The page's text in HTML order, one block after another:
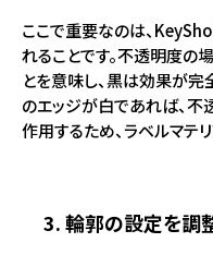
ここで重要なのは、
れることです。不透明度の
とを意味し、黒は効果が完
のエッジが白であれば、
作用するため、ラベルマテ
3. 輪郭の設定を調